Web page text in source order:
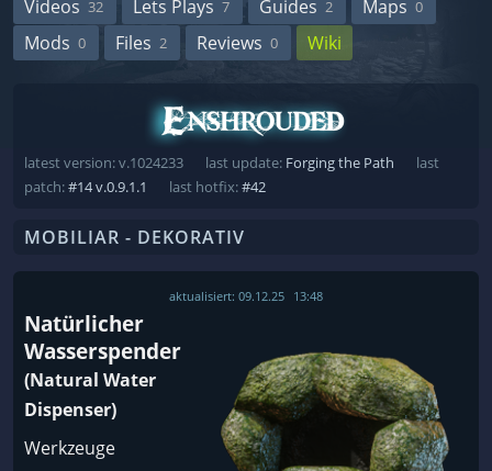
Videos 32 Lets Plays 7 Guides 2 Maps 0
Mods 0 Files 2 Reviews 0 Wiki
latest version: v.1024233 last update: Forging the Path
last
patch:#14 v.0.9.1.1 last hotfix:#42
MOBILIAR - DEKORATIV
aktualisiert: 09.12.25 13:48
Natürlicher
Wasserspender
(Natural Water
Dispenser)
Werkzeuge